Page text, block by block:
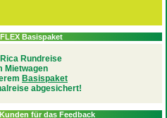
Basispaket
Rundreise
Mietwagen
Basispaket
abgesichert!
für das Feedback